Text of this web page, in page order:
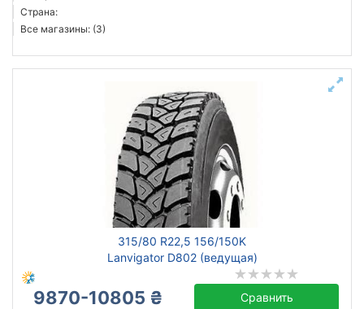
Страна:
Все магазины: (3)
315/80 R22,5 156/150K
Lanvigator D802 (ведущая)
9870-10805 ₴ Сравнить